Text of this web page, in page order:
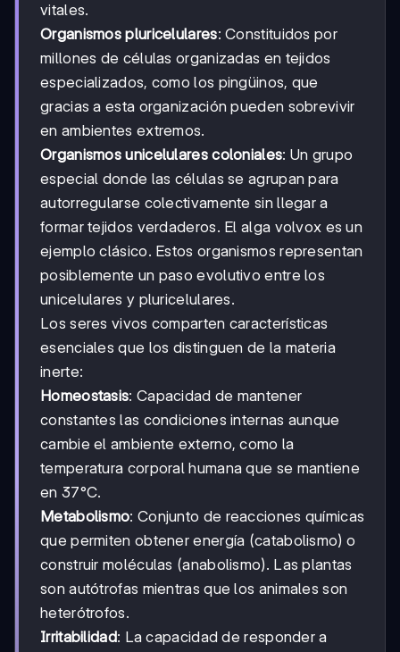
vitales.
Organismos pluricelulares: Constituidos por
millones de células organizadas en tejidos
especializados, como los pingüinos, que
gracias a esta organización pueden sobrevivir
en ambientes extremos.
Organismos unicelulares coloniales: Un grupo
especial donde las células se agrupan para
autorregularse colectivamente sin llegar a
formar tejidos verdaderos. El alga volvox es un
ejemplo clásico. Estos organismos representan
posiblemente un paso evolutivo entre los
unicelulares y pluricelulares.
Los seres vivos comparten características
esenciales que los distinguen de la materia
inerte:
Homeostasis: Capacidad de mantener
constantes las condiciones internas aunque
cambie el ambiente externo, como la
temperatura corporal humana que se mantiene
en 37°C.
Metabolismo: Conjunto de reacciones químicas
que permiten obtener energía (catabolismo) o
construir moléculas (anabolismo). Las plantas
son autótrofas mientras que los animales son
heterótrofos.
Irritabilidad: La capacidad de responder a